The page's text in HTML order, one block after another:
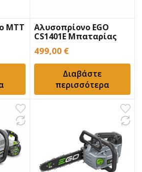
MTT
Αλυσοπρίονο EGO
CS1401E Μπαταρίας
499,00 €
Διαβάστε
περισσότερα